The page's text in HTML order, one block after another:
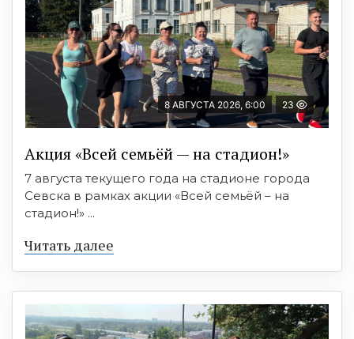
8 АВГУСТА 2026, 6:00 23
Акция «Всей семьёй — на стадион!»
7 августа текущего года на стадионе города
Севска в рамках акции «Всей семьёй – на
стадион!» ...
Читать далее